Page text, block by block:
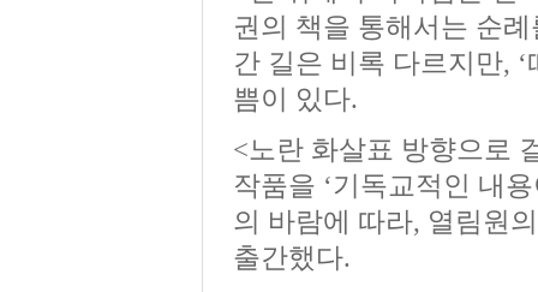
권의 책을 통해서는 순
간 길은 비록 다르지만,
쁨이 있다.
<노란 화살표 방향으로
작품을 ‘기독교적인 내
의 바람에 따라, 열림원
출간했다.